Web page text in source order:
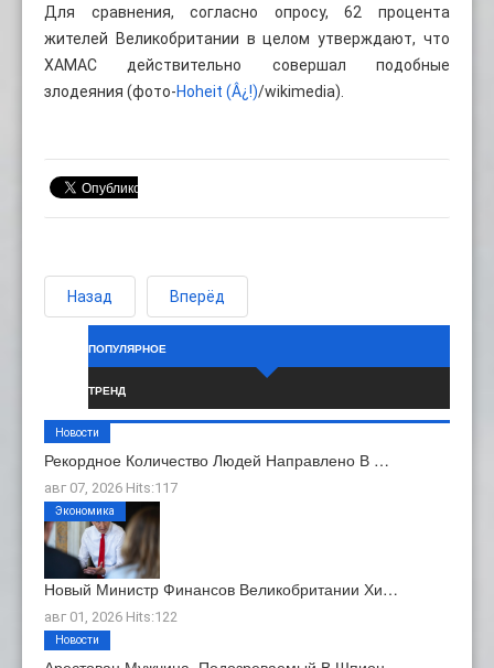
Для сравнения, согласно опросу, 62 процента
жителей Великобритании в целом утверждают, что
ХАМАС действительно совершал подобные
злодеяния (фото-Hoheit (Â¿!)/wikimedia).
Назад Вперёд
ПОПУЛЯРНОЕ
ТРЕНД
Рекордное Количество Людей Направлено В …
авг 07, 2026 Hits:117
Новости
Новый Министр Финансов Великобритании Хи…
авг 01, 2026 Hits:122
Экономика
Новости